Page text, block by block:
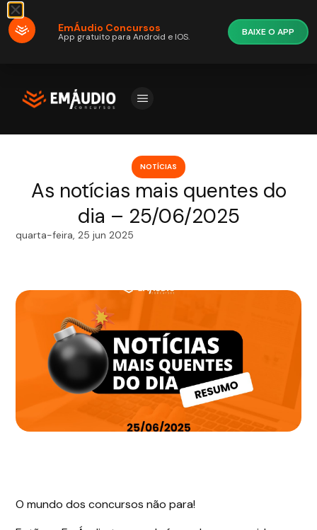
NOTÍCIAS
As notícias mais quentes do
dia – 25/06/2025
quarta-feira, 25 jun 2025
O mundo dos concursos não para!
EmÁudio Concursos
App gratuito para Android e IOS. BAIXE O APP